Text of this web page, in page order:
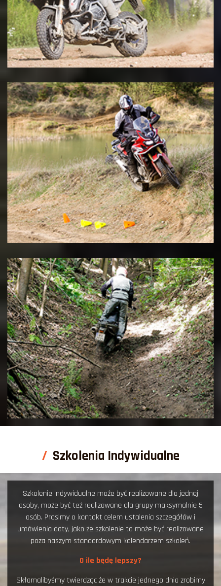
Szkolenia Indywidualne
Szkolenie indywidualne może być realizowane dla jednej
osoby, może być też realizowane dla grupy maksymalnie 5
osób. Prosimy o kontakt celem ustalenia szczegółów i
umówienia daty, jako że szkolenie to może być realizowane
poza naszym standardowym kalendarzem szkoleń.
O ile będę lepszy?
Skłamalibyśmy twierdząc że w trakcie jednego dnia zrobimy